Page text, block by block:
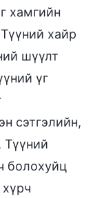
хамгийн
хайр
шүүлт
үг
сэтгэлийн,
Түүний
болохуйц